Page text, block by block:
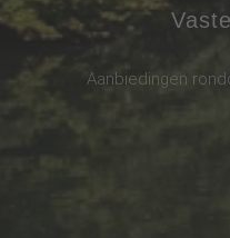
Aanbiedingen